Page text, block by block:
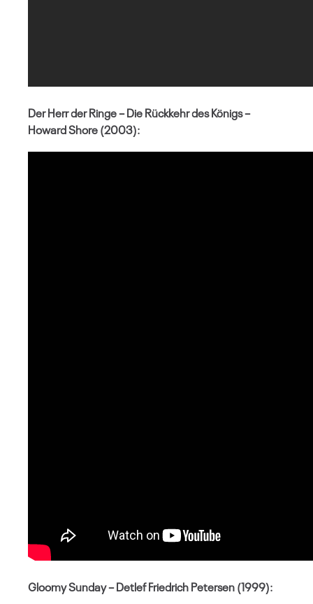
Der Herr der Ringe – Die Rückkehr des Königs –
Howard Shore (2003):
Gloomy Sunday – Detlef Friedrich Petersen (1999):